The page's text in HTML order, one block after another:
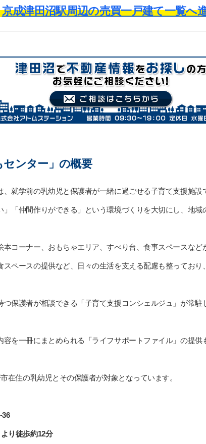
京成津田沼駅周辺の売買一戸建て一覧へ
センター」の概要
、就学前の乳幼児と保護者が一緒に過ごせる子育て支援施設
」「仲間作りができる」という環境づくりを大切にし、地
コーナー、おもちゃエリア、すべり台、食事スペースなど
スペースの提供など、日々の生活を支える配慮も整っており
つ保護者が相談できる「子育て支援コンシェルジュ」が常
容を一冊にまとめられる「ライフサポートファイル」の提
在住の乳幼児とその保護者が対象となっています。
36
り徒歩約12分